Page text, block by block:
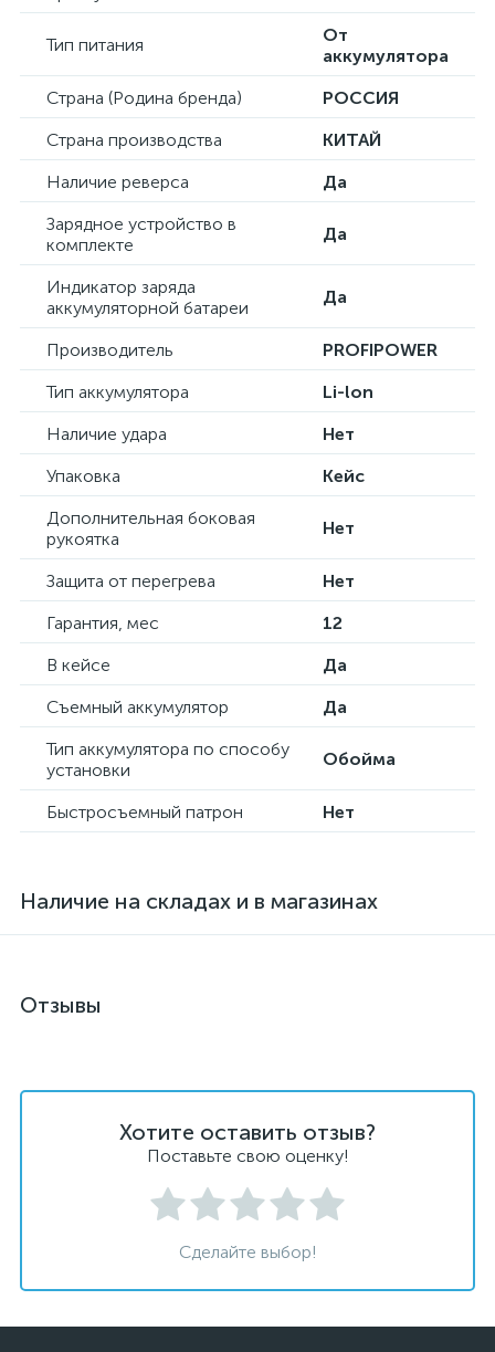
Тип питания
От
аккумулятора
Страна (Родина бренда)
РОССИЯ
Страна производства
КИТАЙ
Наличие реверса
Да
Зарядное устройство в
комплекте
Да
Индикатор заряда
аккумуляторной батареи
Да
Производитель
PROFIPOWER
Тип аккумулятора
Li-lon
Наличие удара
Нет
Упаковка
Кейс
Дополнительная боковая
рукоятка
Нет
Защита от перегрева
Нет
Гарантия, мес
12
В кейсе
Да
Съемный аккумулятор
Да
Тип аккумулятора по способу
установки
Обойма
Быстросъемный патрон Нет
Наличие на складах и в магазинах
Отзывы
Хотите оставить отзыв?
Поставьте свою оценку!
Сделайте выбор!